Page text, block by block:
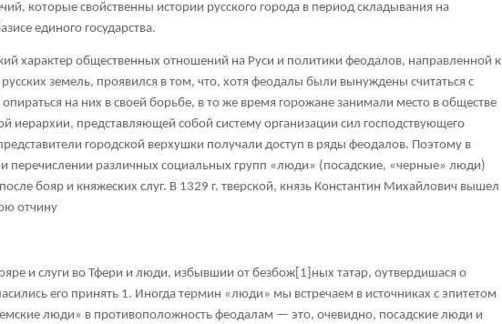
которые свойственны истории русского города в период складывания на
единого государства.
характер общественных отношений на Руси и политики феодалов, направленной к
земель, проявился в том, что, хотя феодалы были вынуждены считаться с
на них в своей борьбе, в то же время горожане занимали место в обществе
иерархии, представляющей собой систему организации сил господствующего
городской верхушки получали доступ в ряды феодалов. Поэтому в
перечислении различных социальных групп «люди» (посадские, «черные» люди)
бояр и княжеских слуг. В 1329 г. тверской, князь Константин Михайлович вышел
отчину
и слуги во Тфери и люди, избывшии от безбож [1] ных татар, оутвердишася о
его принять 1. Иногда термин «люди» мы встречаем в источниках с эпитетом
люди» в противоположность феодалам — это, очевидно, посадские люди и